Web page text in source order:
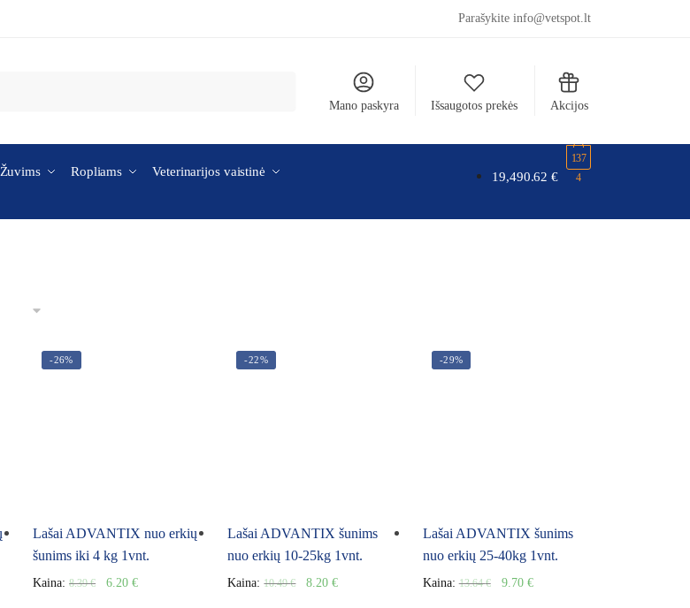
Parašykite info@vetspot.lt
Mano paskyra Išsaugotos prekės Akcijos
Žuvims Ropliams Veterinarijos vaistinė 19,490.62€
137
4
-26%
Lašai ADVANTIX nuo erkių
šunims iki 4 kg 1vnt.
Kaina:8.39€ 6.20€
-22%
Lašai ADVANTIX šunims
nuo erkių 10-25kg 1vnt.
Kaina:10.49€ 8.20€
-29%
Lašai ADVANTIX šunims
nuo erkių 25-40kg 1vnt.
Kaina:13.64€ 9.70 €